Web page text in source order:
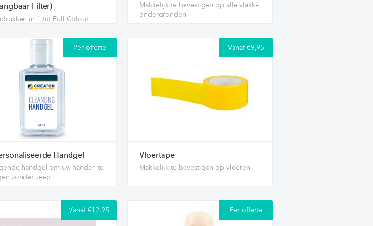
Filter)
in 1 tot Full Colour
Makkelijk te bevestigen op alle vlakke
ondergronden
Per offerte
Handgel
handgel om uw handen te
zonder zeep
Vanaf €9,95
Vloertape
Makkelijk te bevestigen op vloeren
Vanaf €12,95 Per offerte